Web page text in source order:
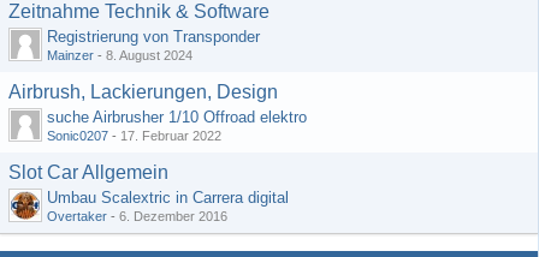
Zeitnahme Technik & Software
Registrierung von Transponder
Mainzer - 8. August 2024
Airbrush, Lackierungen, Design
suche Airbrusher 1/10 Offroad elektro
Sonic0207 - 17. Februar 2022
Slot Car Allgemein
Umbau Scalextric in Carrera digital
Overtaker - 6. Dezember 2016